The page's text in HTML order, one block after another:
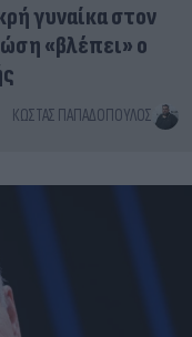
γυναίκα στον
«βλέπει» ο
ΚΏΣΤΑΣ ΠΑΠΑΔΌΠΟΥΛΟΣ